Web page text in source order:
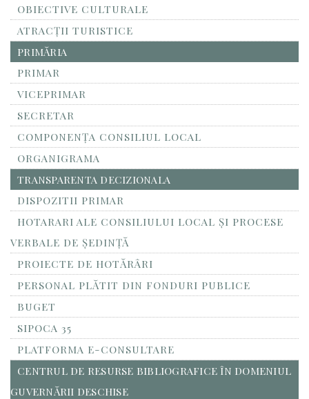
OBIECTIVE CULTURALE
ATRACȚII TURISTICE
PRIMĂRIA
PRIMAR
VICEPRIMAR
SECRETAR
COMPONENȚA CONSILIUL LOCAL
ORGANIGRAMA
TRANSPARENTA DECIZIONALA
DISPOZITII PRIMAR
HOTARARI ALE CONSILIULUI LOCAL ȘI PROCESE
VERBALE DE ȘEDINȚĂ
PROIECTE DE HOTĂRÂRI
PERSONAL PLĂTIT DIN FONDURI PUBLICE
BUGET
SIPOCA 35
PLATFORMA E-CONSULTARE
CENTRUL DE RESURSE BIBLIOGRAFICE ÎN DOMENIUL
GUVERNĂRII DESCHISE